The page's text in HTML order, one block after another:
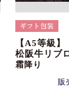
【A5等級】
松阪牛リブ
霜降り
販